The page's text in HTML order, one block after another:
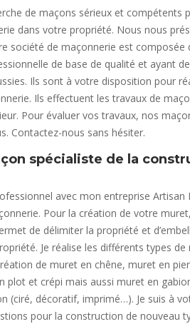
de maçons sérieux et compétents
dans votre propriété. Nous nous
société de maçonnerie est composée
de base de qualité et ayant
Ils sont à votre disposition pour
Ils effectuent les travaux de
Pour évaluer vos travaux, nos
Contactez-nous sans hésiter.
spécialiste de la
avec mon entreprise Artisan
Pour la création de votre
de délimiter la propriété et
Je réalise les différents types de
de muret en chêne, muret en
plot et crépi mais aussi muret en
(ciré, décoratif, imprimé…). Je suis à
pour la construction de nouveau